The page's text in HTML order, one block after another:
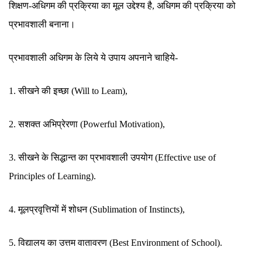
शिक्षण-अधिगम की प्रक्रिया का मूल उद्देश्य है, अधिगम की प्रक्रिया को
प्रभावशाली बनाना।
प्रभावशाली अधिगम के लिये ये उपाय अपनाने चाहिये-
1. सीखने की इच्छा (Will to Leam),
2. सशक्त अभिप्रेरणा (Powerful Motivation),
3. सीखने के सिद्धान्त का प्रभावशाली उपयोग (Effective use of
Principles of Learning).
4. मूलप्रवृत्तियों में शोधन (Sublimation of Instincts),
5. विद्यालय का उत्तम वातावरण (Best Environment of School).